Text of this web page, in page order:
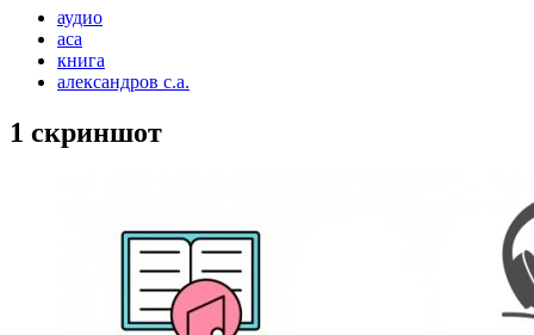
аудио
аса
книга
александров с.а.
1 скриншот